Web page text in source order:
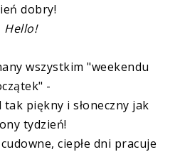
dobry!
Hello!
wszystkim "weekendu
-
tak piękny i słoneczny jak
tydzień!
ciepłe dni pracuje